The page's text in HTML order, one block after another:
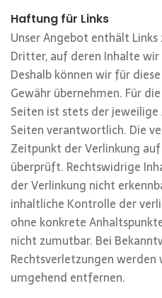
Haftung für Links
Unser Angebot enthält
Dritter, auf deren Inhalte wir
Deshalb können wir für
Gewähr übernehmen. Für
Seiten ist stets der
Seiten verantwortlich. Die
Zeitpunkt der Verlinkung
überprüft. Rechtswidrige
der Verlinkung nicht
inhaltliche Kontrolle der
ohne konkrete
nicht zumutbar. Bei
Rechtsverletzungen
umgehend entfernen.